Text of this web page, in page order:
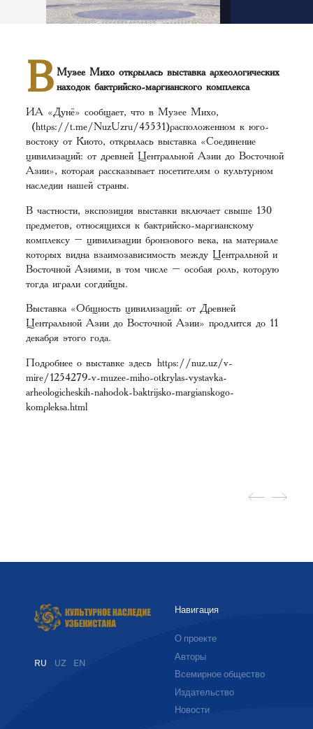
В Музее Михо открылась выставка археологических
находок бактрийско-маргианского комплекса
ИА «Дунё» сообщает, что в Музее Михо,
(https://t.me/NuzUzru/45531)расположенном к юго-
востоку от Киото, открылась выставка «Соединение
цивилизаций: от древней Центральной Азии до Восточной
Азии», которая рассказывает посетителям о культурном
наследии нашей страны.
В частности, экспозиция выставки включает свыше 130
предметов, относящихся к бактрийско-маргианскому
комплексу – цивилизации бронзового века, на материале
которых видна взаимозависимость между Центральной и
Восточной Азиями, в том числе – особая роль, которую
тогда играли согдийцы.
Выставка «Общность цивилизаций: от Древней
Центральной Азии до Восточной Азии» продлится до 11
декабря этого года.
Подробнее о выставке здесьhttps://nuz.uz/v-
mire/1254279-v-muzee-miho-otkrylas-vystavka-
arheologicheskih-nahodok-baktrijsko-margianskogo-
kompleksa.html
RU UZ EN
Навигация
О проекте
Авторы
Всемирное общество
Издательство
Новости